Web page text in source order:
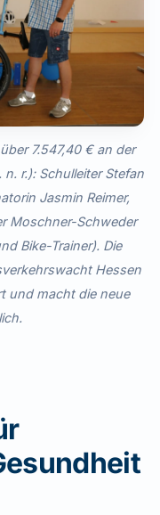
7.547,40 € an der
r.): Schulleiter Stefan
Jasmin Reimer,
Moschner-Schweder
Bike-Trainer). Die
Hessen
und macht die neue